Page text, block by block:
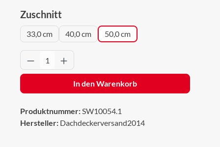
Zuschnitt
33,0 cm 40,0 cm 50,0 cm
Produkt Anzahl: Gib den gewünschten
In den Warenkorb
Produktnummer:SW10054.1
Hersteller: Dachdeckerversand2014